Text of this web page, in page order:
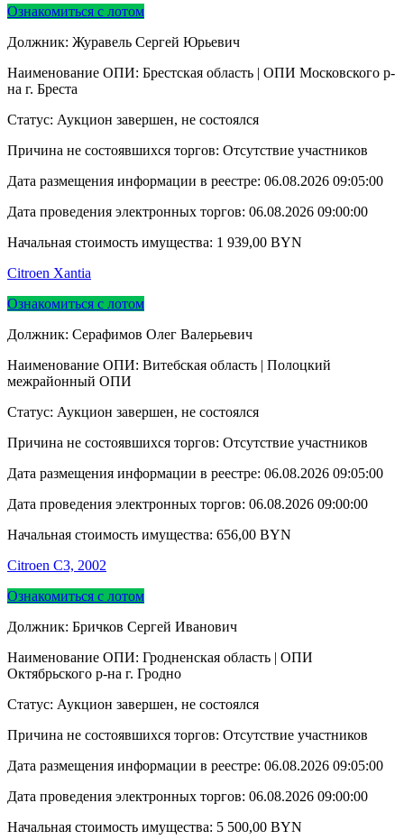
Ознакомиться с лотом
Должник: Журавель Сергей Юрьевич
Наименование ОПИ: Брестская область | ОПИ Московского р-
на г. Бреста
Статус: Аукцион завершен, не состоялся
Причина не состоявшихся торгов: Отсутствие участников
Дата размещения информации в реестре: 06.08.2026 09:05:00
Дата проведения электронных торгов: 06.08.2026 09:00:00
Начальная стоимость имущества: 1 939,00 BYN
Citroen Xantia
Ознакомиться с лотом
Должник: Серафимов Олег Валерьевич
Наименование ОПИ: Витебская область | Полоцкий
межрайонный ОПИ
Статус: Аукцион завершен, не состоялся
Причина не состоявшихся торгов: Отсутствие участников
Дата размещения информации в реестре: 06.08.2026 09:05:00
Дата проведения электронных торгов: 06.08.2026 09:00:00
Начальная стоимость имущества: 656,00 BYN
Citroen C3, 2002
Ознакомиться с лотом
Должник: Бричков Сергей Иванович
Наименование ОПИ: Гродненская область | ОПИ
Октябрьского р-на г. Гродно
Статус: Аукцион завершен, не состоялся
Причина не состоявшихся торгов: Отсутствие участников
Дата размещения информации в реестре: 06.08.2026 09:05:00
Дата проведения электронных торгов: 06.08.2026 09:00:00
Начальная стоимость имущества: 5 500,00 BYN